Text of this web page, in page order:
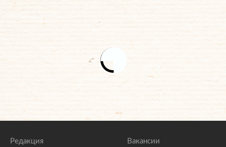
Редакция Вакансии